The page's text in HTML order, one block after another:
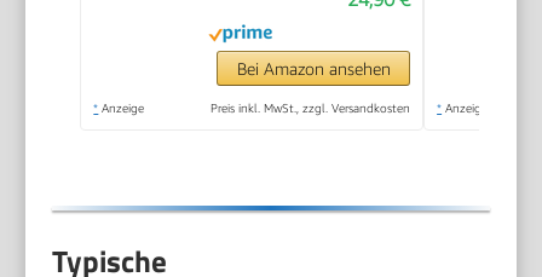
und Erwärmen, 800
W,steel, AT 2589
Bei Amazon ansehen
* Anzeige Preis inkl. MwSt., zzgl. Versandkosten * Anzeige
Typische